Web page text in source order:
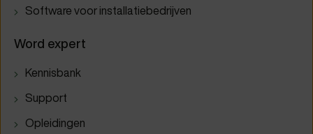
Software voor installatiebedrijven
Word expert
Kennisbank
Support
Opleidingen